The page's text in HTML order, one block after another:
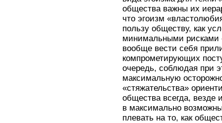
общества важны их
что эгоизм
пользу обществу, как
минимальными рисками
вообще вести себя
компрометирующих
очередь, соблюдая при
максимальную
«стяжательства»
общества всегда,
в максимально
плевать на то, как